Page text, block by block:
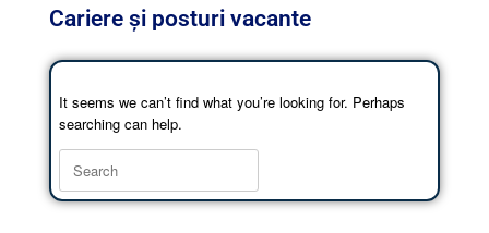
Cariere și posturi vacante
It seems we can’t find what you’re looking for. Perhaps
searching can help.